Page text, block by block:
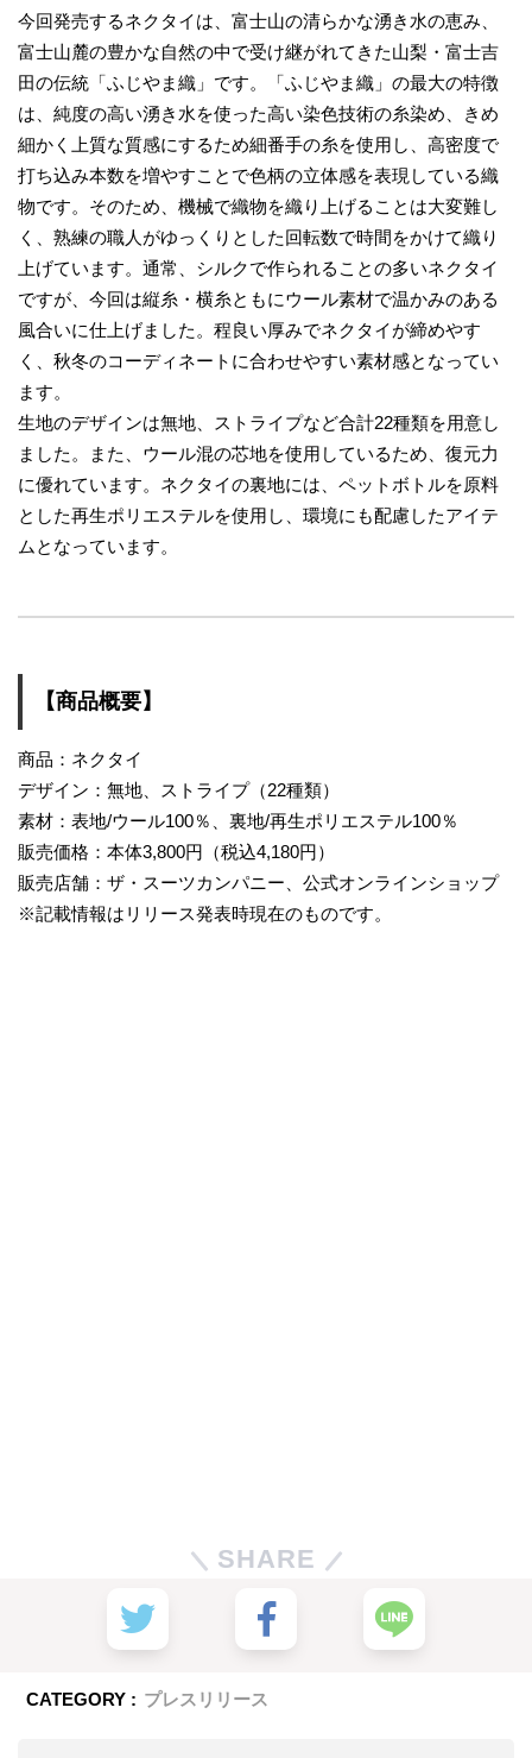
今回発売するネクタイは、富士山の清らかな湧き水の恵み、
富士山麓の豊かな自然の中で受け継がれてきた山梨・富士吉
田の伝統「ふじやま織」です。「ふじやま織」の最大の特徴
は、純度の高い湧き水を使った高い染色技術の糸染め、きめ
細かく上質な質感にするため細番手の糸を使用し、高密度で
打ち込み本数を増やすことで色柄の立体感を表現している織
物です。そのため、機械で織物を織り上げることは大変難し
く、熟練の職人がゆっくりとした回転数で時間をかけて織り
上げています。通常、シルクで作られることの多いネクタイ
ですが、今回は縦糸・横糸ともにウール素材で温かみのある
風合いに仕上げました。程良い厚みでネクタイが締めやす
く、秋冬のコーディネートに合わせやすい素材感となってい
ます。
生地のデザインは無地、ストライプなど合計22種類を用意し
ました。また、ウール混の芯地を使用しているため、復元力
に優れています。ネクタイの裏地には、ペットボトルを原料
とした再生ポリエステルを使用し、環境にも配慮したアイテ
ムとなっています。
【商品概要】
商品：ネクタイ
デザイン：無地、ストライプ（22種類）
素材：表地/ウール100％、裏地/再生ポリエステル100％
販売価格：本体3,800円（税込4,180円）
販売店舗：ザ・スーツカンパニー、公式オンラインショップ
※記載情報はリリース発表時現在のものです。
SHARE
CATEGORY : プレスリリース